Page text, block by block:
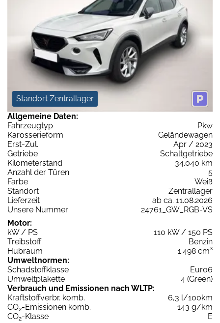
Standort Zentrallager
Allgemeine Daten:
Fahrzeugtyp
Pkw
Karosserieform
Geländewagen
Erst-Zul.
Apr / 2023
Getriebe
Schaltgetriebe
Kilometerstand
34.040 km
Anzahl der Türen
5
Farbe
Weiß
Standort
Zentrallager
Lieferzeit
ab ca. 11.08.2026
Unsere Nummer
24761_GW_RGB-VS
Motor:
kW / PS
110 kW / 150 PS
Treibstoff
Benzin
Hubraum
1.498 cm³
Umweltnormen:
Schadstoffklasse
Euro6
Umweltplakette
4 (Green)
Verbrauch und Emissionen nach WLTP:
Kraftstoffverbr. komb.
6,3 l/100km
CO2-Emissionen komb.
143 g/km
CO2-Klasse
E